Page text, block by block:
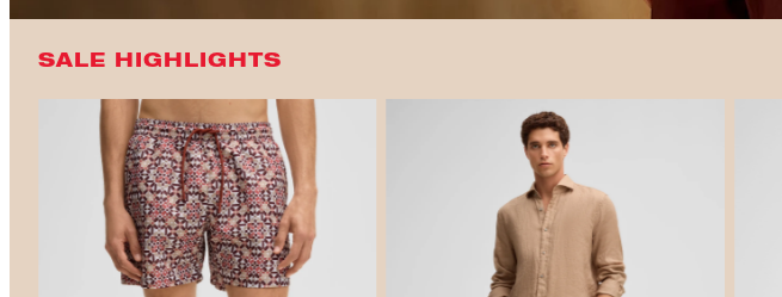
SALE HIGHLIGHTS